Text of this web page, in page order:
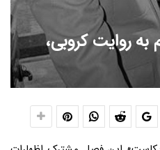
روایت کروبی،